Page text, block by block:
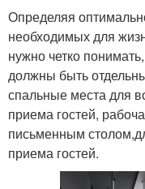
Определяя
необходимых для
нужно четко
должны быть
спальные места для
приема гостей,
письменным
приема гостей.